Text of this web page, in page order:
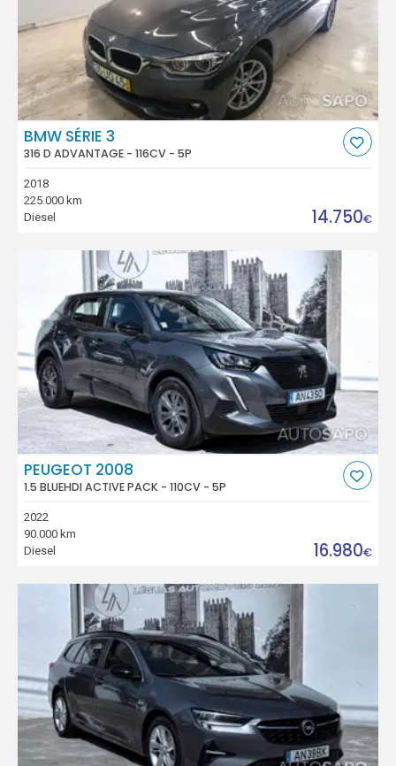
BMW SÉRIE 3
316 D ADVANTAGE - 116CV - 5P
2018
225.000 km
Diesel
14.750€
PEUGEOT 2008
1.5 BLUEHDI ACTIVE PACK - 110CV - 5P
2022
90.000 km
Diesel
16.980€